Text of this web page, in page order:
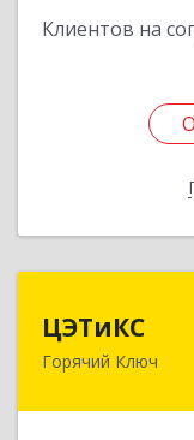
Клиентов на
ЦЭТиКС
Горячий Ключ
353290,